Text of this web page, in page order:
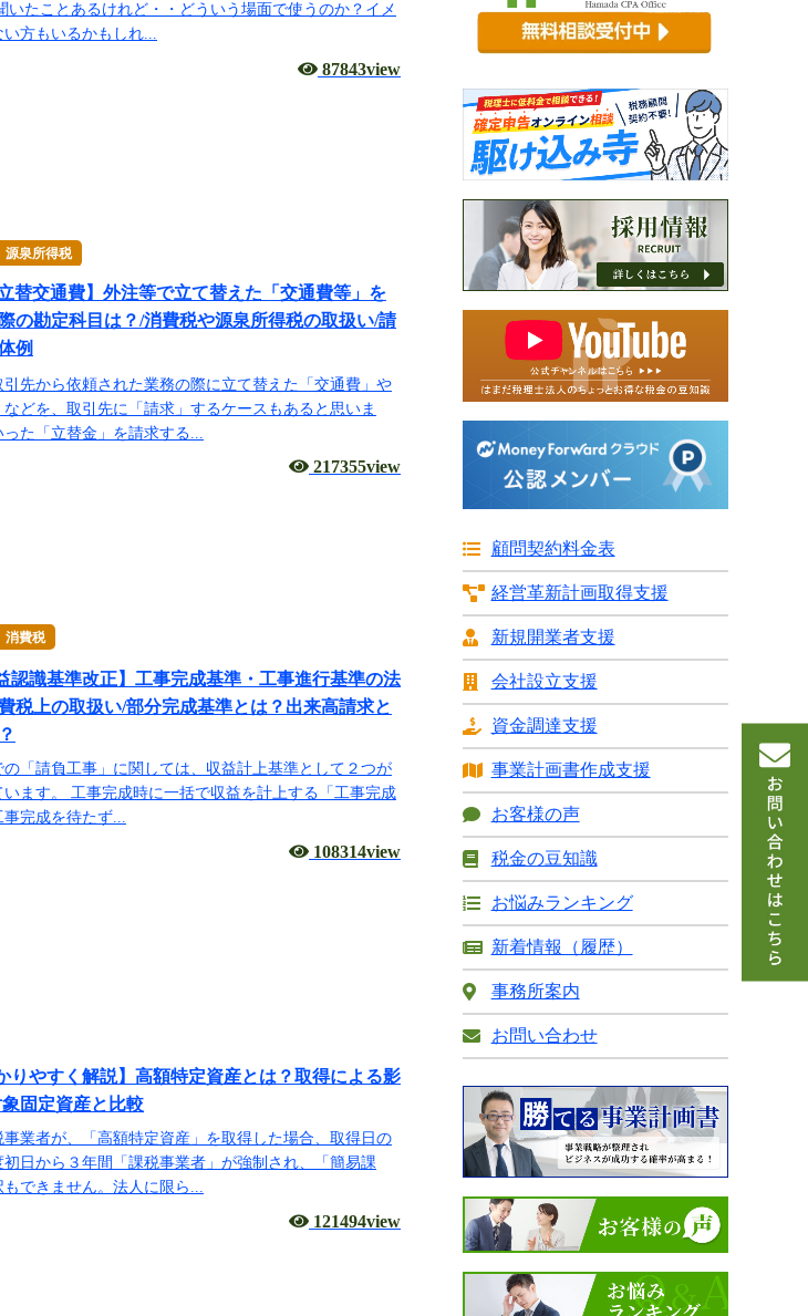
いたことあるけれど・・どういう場面で使うのか？イメ
い方もいるかもしれ...
87843view
源泉所得税
替交通費】外注等で立て替えた「交通費等」を
の勘定科目は？/消費税や源泉所得税の取扱い/請
例
引先から依頼された業務の際に立て替えた「交通費」や
などを、取引先に「請求」するケースもあると思いま
た「立替金」を請求する...
217355view
消費税
認識基準改正】工事完成基準・工事進行基準の法
税上の取扱い/部分完成基準とは？出来高請求と
の「請負工事」に関しては、収益計上基準として２つが
います。 工事完成時に一括で収益を計上する「工事完成
完成を待たず...
108314view
りやすく解説】高額特定資産とは？取得による影
固定資産と比較
事業者が、「高額特定資産」を取得した場合、取得日の
初日から３年間「課税事業者」が強制され、「簡易課
もできません。法人に限ら...
121494view
顧問契約料金表
経営革新計画取得支援
新規開業者支援
会社設立支援
資金調達支援
事業計画書作成支援
お客様の声
税金の豆知識
お悩みランキング
新着情報（履歴）
事務所案内
お問い合わせ